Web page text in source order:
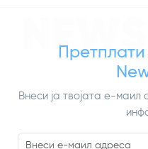
Внеси ја твојата е-маил